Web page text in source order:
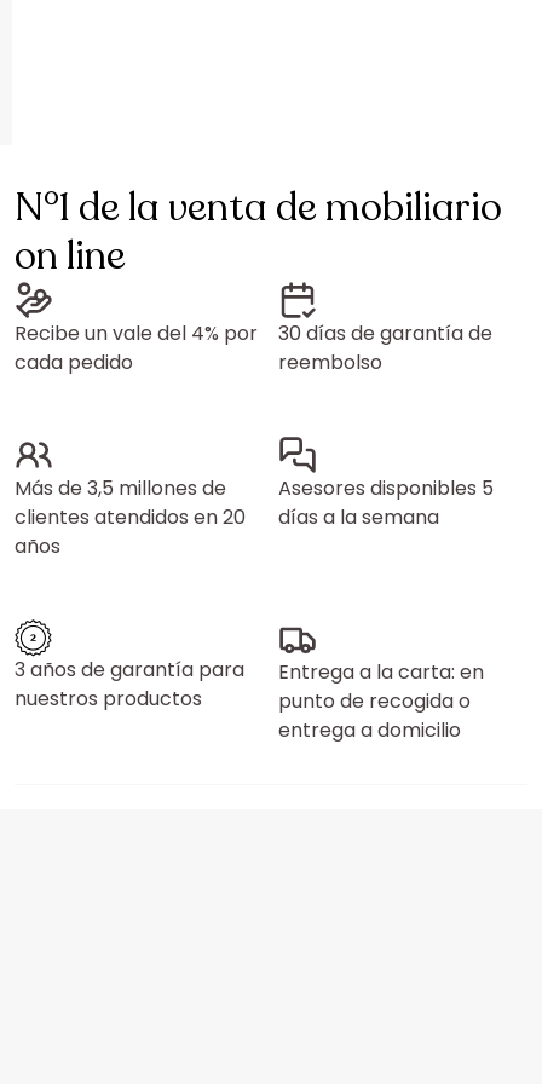
N°1 de la venta de mobiliario
on line
Recibe un vale del 4% por
cada pedido
30 días de garantía de
reembolso
Más de 3,5 millones de
clientes atendidos en 20
años
Asesores disponibles 5
días a la semana
3 años de garantía para
nuestros productos
Entrega a la carta: en
punto de recogida o
entrega a domicilio